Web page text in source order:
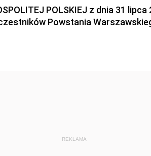
POLSKIEJ z dnia 31 lipca
Powstania
REKLAMA